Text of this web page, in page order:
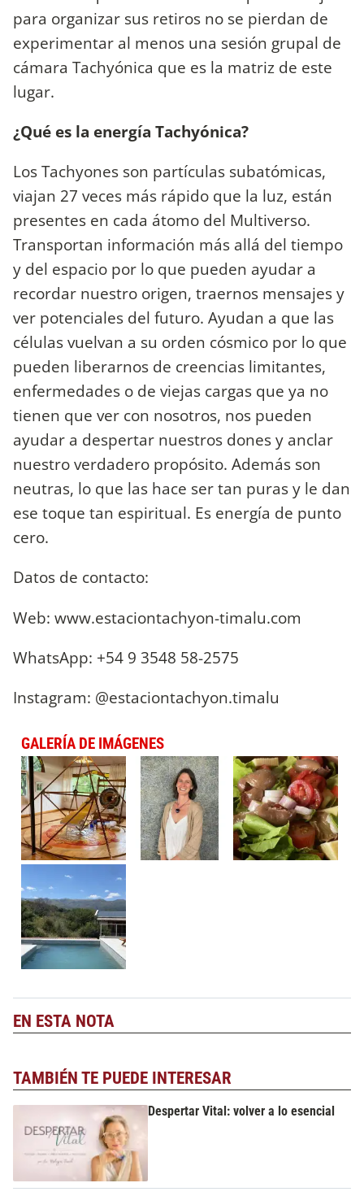
para organizar sus retiros no se pierdan de
experimentar al menos una sesión grupal de
cámara Tachyónica que es la matriz de este
lugar.
¿Qué es la energía Tachyónica?
Los Tachyones son partículas subatómicas,
viajan 27 veces más rápido que la luz, están
presentes en cada átomo del Multiverso.
Transportan información más allá del tiempo
y del espacio por lo que pueden ayudar a
recordar nuestro origen, traernos mensajes y
ver potenciales del futuro. Ayudan a que las
células vuelvan a su orden cósmico por lo que
pueden liberarnos de creencias limitantes,
enfermedades o de viejas cargas que ya no
tienen que ver con nosotros, nos pueden
ayudar a despertar nuestros dones y anclar
nuestro verdadero propósito. Además son
neutras, lo que las hace ser tan puras y le dan
ese toque tan espiritual. Es energía de punto
cero.
Datos de contacto:
Web: www.estaciontachyon-timalu.com
WhatsApp: +54 9 3548 58-2575
Instagram: @estaciontachyon.timalu
GALERÍA DE IMÁGENES
EN ESTA NOTA
TAMBIÉN TE PUEDE INTERESAR
Despertar Vital: volver a lo esencial